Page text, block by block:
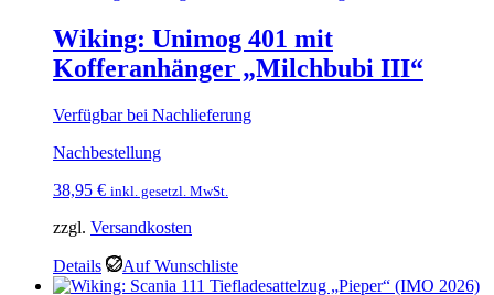
Wiking: Unimog 401 mit
Kofferanhänger „Milchbubi III“
Verfügbar bei Nachlieferung
Nachbestellung
38,95 € inkl. gesetzl. MwSt.
zzgl. Versandkosten
Details Auf Wunschliste